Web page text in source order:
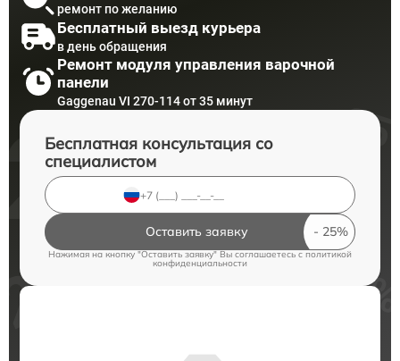
ремонт по желанию
Бесплатный выезд курьера
в день обращения
Ремонт модуля управления варочной
панели
Gaggenau VI 270-114 от 35 минут
Бесплатная консультация со
специалистом
Оставить заявку
Нажимая на кнопку "Оставить заявку" Вы соглашаетесь c политикой
конфиденциальности